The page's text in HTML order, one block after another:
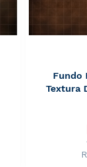
Fundo
Textura